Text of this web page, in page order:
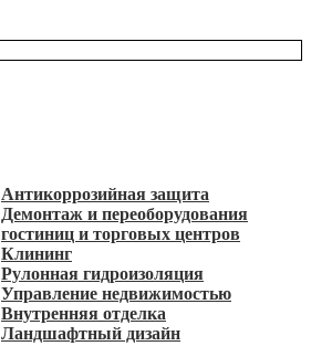
Антикоррозийная защита
Демонтаж и переоборудования
гостиниц и торговых центров
Клининг
Рулонная гидроизоляция
Управление недвижимостью
Внутренняя отделка
Ландшафтный дизайн